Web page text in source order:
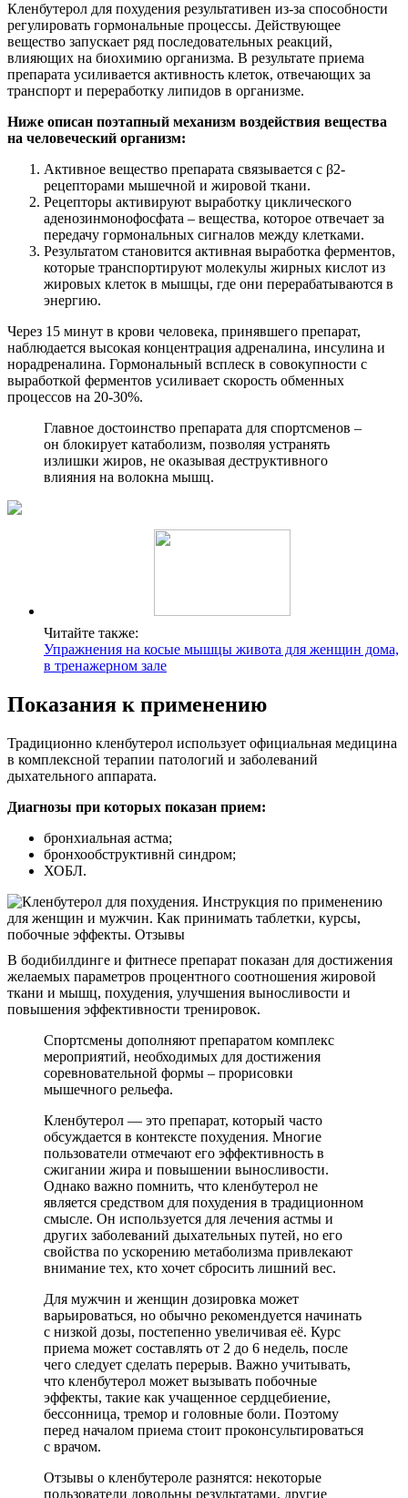
Кленбутерол для похудения результативен из-за способности
регулировать гормональные процессы. Действующее
вещество запускает ряд последовательных реакций,
влияющих на биохимию организма. В результате приема
препарата усиливается активность клеток, отвечающих за
транспорт и переработку липидов в организме.
Ниже описан поэтапный механизм воздействия вещества
на человеческий организм:
Активное вещество препарата связывается с β2-
рецепторами мышечной и жировой ткани.
Рецепторы активируют выработку циклического
аденозинмонофосфата – вещества, которое отвечает за
передачу гормональных сигналов между клетками.
Результатом становится активная выработка ферментов,
которые транспортируют молекулы жирных кислот из
жировых клеток в мышцы, где они перерабатываются в
энергию.
Через 15 минут в крови человека, принявшего препарат,
наблюдается высокая концентрация адреналина, инсулина и
норадреналина. Гормональный всплеск в совокупности с
выработкой ферментов усиливает скорость обменных
процессов на 20-30%.
Главное достоинство препарата для спортсменов –
он блокирует катаболизм, позволяя устранять
излишки жиров, не оказывая деструктивного
влияния на волокна мышц.
Читайте также:
Упражнения на косые мышцы живота для женщин дома,
в тренажерном зале
Показания к применению
Традиционно кленбутерол использует официальная медицина
в комплексной терапии патологий и заболеваний
дыхательного аппарата.
Диагнозы при которых показан прием:
бронхиальная астма;
бронхообструктивнй синдром;
ХОБЛ.
В бодибилдинге и фитнесе препарат показан для достижения
желаемых параметров процентного соотношения жировой
ткани и мышц, похудения, улучшения выносливости и
повышения эффективности тренировок.
Спортсмены дополняют препаратом комплекс
мероприятий, необходимых для достижения
соревновательной формы – прорисовки
мышечного рельефа.
Кленбутерол — это препарат, который часто
обсуждается в контексте похудения. Многие
пользователи отмечают его эффективность в
сжигании жира и повышении выносливости.
Однако важно помнить, что кленбутерол не
является средством для похудения в традиционном
смысле. Он используется для лечения астмы и
других заболеваний дыхательных путей, но его
свойства по ускорению метаболизма привлекают
внимание тех, кто хочет сбросить лишний вес.
Для мужчин и женщин дозировка может
варьироваться, но обычно рекомендуется начинать
с низкой дозы, постепенно увеличивая её. Курс
приема может составлять от 2 до 6 недель, после
чего следует сделать перерыв. Важно учитывать,
что кленбутерол может вызывать побочные
эффекты, такие как учащенное сердцебиение,
бессонница, тремор и головные боли. Поэтому
перед началом приема стоит проконсультироваться
с врачом.
Отзывы о кленбутероле разнятся: некоторые
пользователи довольны результатами, другие